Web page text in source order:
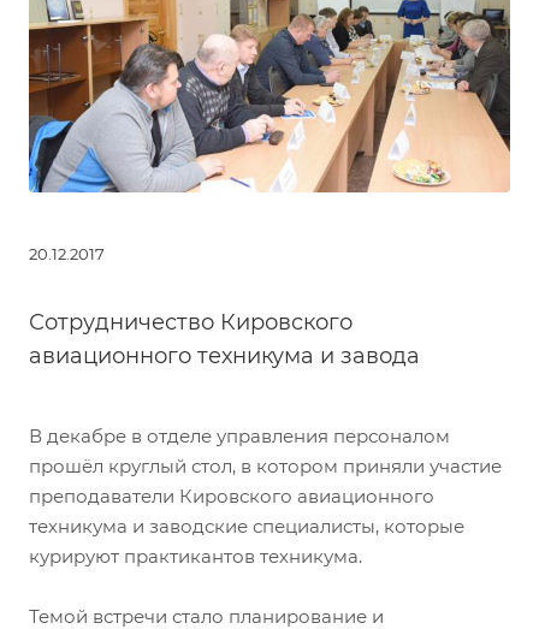
20.12.2017
Сотрудничество Кировского
авиационного техникума и завода
В декабре в отделе управления персоналом
прошёл круглый стол, в котором приняли участие
преподаватели Кировского авиационного
техникума и заводские специалисты, которые
курируют практикантов техникума.
Темой встречи стало планирование и